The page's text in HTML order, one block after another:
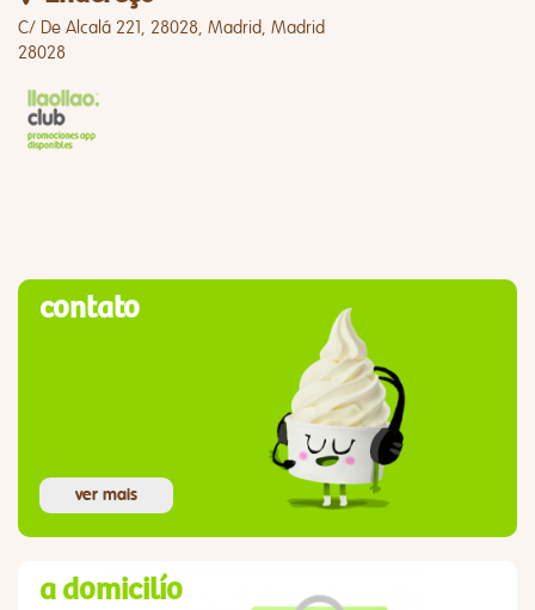
C/ De Alcalá 221, 28028, Madrid, Madrid
28028
contato
ver mais
a domicilío